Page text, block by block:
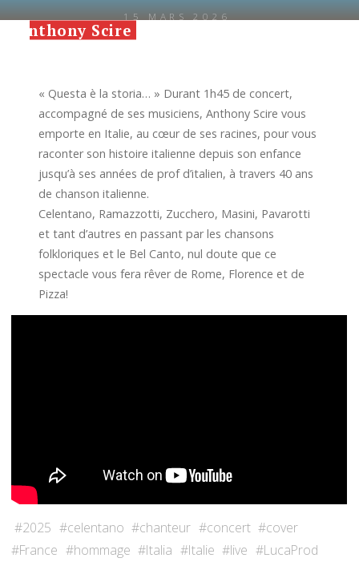
Aller
Anthony Scire
15 MARS 2026
Anthony Scire
« Questa è la storia… » Durant 1h45 de concert,
accompagné de ses musiciens, Anthony Scire vous
emporte en Italie, au cœur de ses racines, pour vous
raconter son histoire italienne depuis son enfance
jusqu’à ses années de prof d’italien, à travers 40 ans
de chanson italienne.
Celentano, Ramazzotti, Zucchero, Masini, Pavarotti
et tant d’autres en passant par les chansons
folkloriques et le Bel Canto, nul doute que ce
spectacle vous fera rêver de Rome, Florence et de
Pizza!
#2025 #celentano #chanteur #concert #cover
#France #hommage #Italia #Italie #live #LucaProd